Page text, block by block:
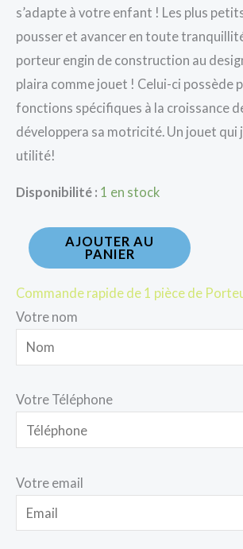
s’adapte à votre enfant ! Les plus
pousser et avancer en toute
porteur engin de construction au
plaira comme jouet ! Celui-ci possède
fonctions spécifiques à la croissance
développera sa motricité. Un jouet qui
utilité!
Disponibilité : 1 en stock
AJOUTER AU
PANIER
Commande rapide de 1 pièce de
Votre nom
Votre Téléphone
Votre email